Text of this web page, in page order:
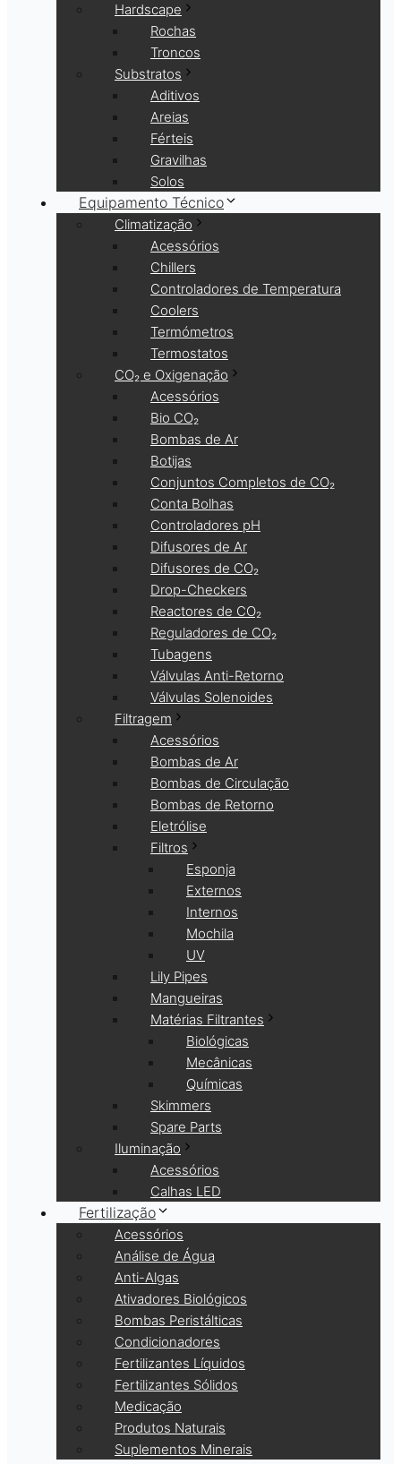
Hardscape
Rochas
Troncos
Substratos
Aditivos
Areias
Férteis
Gravilhas
Solos
Equipamento Técnico
Climatização
Acessórios
Chillers
Controladores de Temperatura
Coolers
Termómetros
Termostatos
CO₂ e Oxigenação
Acessórios
Bio CO₂
Bombas de Ar
Botijas
Conjuntos Completos de CO₂
Conta Bolhas
Controladores pH
Difusores de Ar
Difusores de CO₂
Drop-Checkers
Reactores de CO₂
Reguladores de CO₂
Tubagens
Válvulas Anti-Retorno
Válvulas Solenoides
Filtragem
Acessórios
Bombas de Ar
Bombas de Circulação
Bombas de Retorno
Eletrólise
Filtros
Esponja
Externos
Internos
Mochila
UV
Lily Pipes
Mangueiras
Matérias Filtrantes
Biológicas
Mecânicas
Químicas
Skimmers
Spare Parts
Iluminação
Acessórios
Calhas LED
Fertilização
Acessórios
Análise de Água
Anti-Algas
Ativadores Biológicos
Bombas Peristálticas
Condicionadores
Fertilizantes Líquidos
Fertilizantes Sólidos
Medicação
Produtos Naturais
Suplementos Minerais